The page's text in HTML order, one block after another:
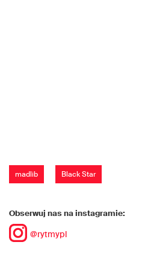
madlib Black Star
Obserwuj nas na instagramie:
@rytmypl